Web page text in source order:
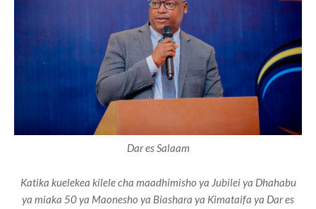
Dar es Salaam
Katika kuelekea kilele cha maadhimisho ya Jubilei ya Dhahabu
ya miaka 50 ya Maonesho ya Biashara ya Kimataifa ya Dar es